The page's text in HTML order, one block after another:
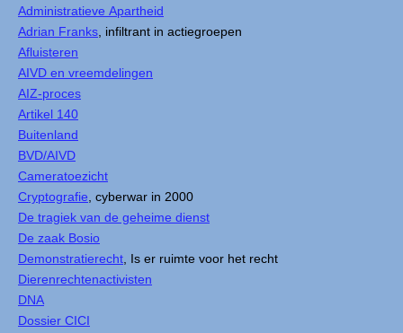
Administratieve Apartheid
Adrian Franks , infiltrant in actiegroepen
Afluisteren
AIVD en vreemdelingen
AIZ-proces
Artikel 140
Buitenland
BVD/AIVD
Cameratoezicht
Cryptografie , cyberwar in 2000
De tragiek van de geheime dienst
De zaak Bosio
Demonstratierecht , Is er ruimte voor het recht
Dierenrechtenactivisten
DNA
Dossier CICI